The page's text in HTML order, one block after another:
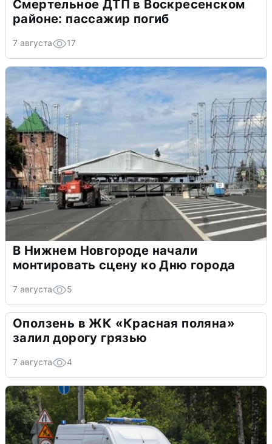
Смертельное ДТП в Воскресенском
районе: пассажир погиб
7 августа 17
В Нижнем Новгороде начали
монтировать сцену ко Дню города
7 августа 5
Оползень в ЖК «Красная поляна»
залил дорогу грязью
7 августа 4